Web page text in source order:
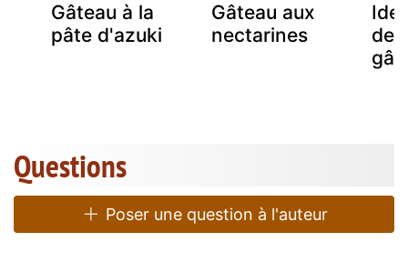
Gâteau à la
pâte d'azuki
Gâteau aux
nectarines
Questions
Poser une question à l'auteur